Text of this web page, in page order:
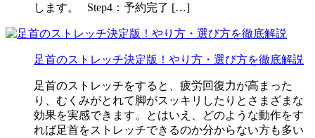
します。 Step4：予約完了 […]
足首のストレッチ決定版！やり方・選び方を徹底解説
足首のストレッチをすると、疲労回復力が高まった
り、むくみがとれて脚がスッキリしたりとさまざまな
効果を実感できます。とはいえ、どのような動作をす
れば足首をストレッチできるのか分からない方も多い